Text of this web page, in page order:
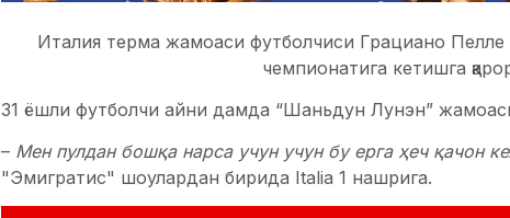
Италия терма жамоаси футболчиси Грациано Пелле
чемпионатига кетишга
31 ёшли футболчи айни дамда “Шаньдун Лунэн”
– Мен пулдан бошқа нарса учун учун бу ерга ҳеч қачон
"Эмигратис" шоулардан бирида Italia 1 нашрига.